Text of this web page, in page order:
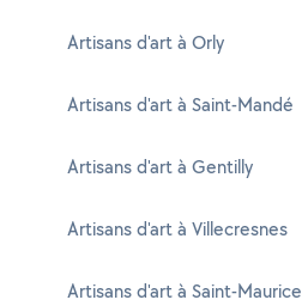
Artisans d'art à Orly
Artisans d'art à Saint-Mandé
Artisans d'art à Gentilly
Artisans d'art à Villecresnes
Artisans d'art à Saint-Maurice